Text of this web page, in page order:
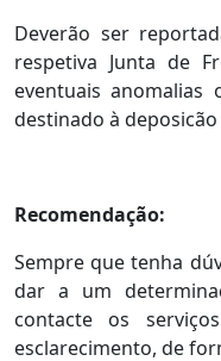
Deverão ser
respetiva Junta de
eventuais anomalias
destinado à
Recomendação:
Sempre que tenha
dar a um
contacte os
esclarecimento, de